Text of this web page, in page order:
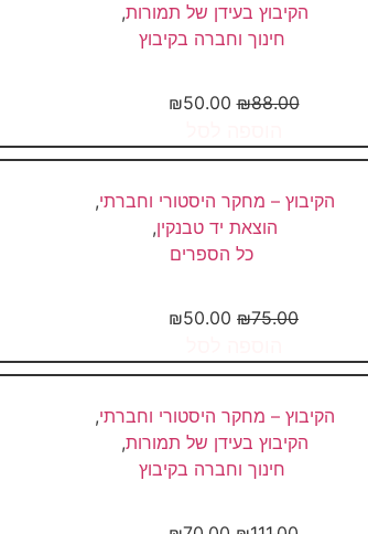
הקיבוץ בעידן של תמורות,
חינוך וחברה בקיבוץ
₪88.00
₪50.00
הקיבוץ – מחקר היסטורי וחברתי,
הוצאת יד טבנקין,
כל הספרים
₪75.00
₪50.00
הקיבוץ – מחקר היסטורי וחברתי,
הקיבוץ בעידן של תמורות,
חינוך וחברה בקיבוץ